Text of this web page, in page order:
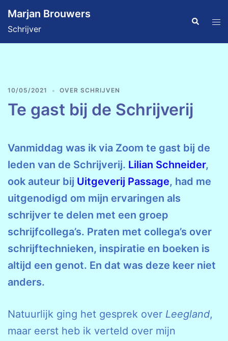
naar
de
inhoud
Marjan Brouwers
Schrijver
Zoeken
10/05/2021 OVER SCHRIJVEN
Te gast bij de Schrijverij
Vanmiddag was ik via Zoom te gast bij de
leden van de Schrijverij. Lilian Schneider,
ook auteur bij Uitgeverij Passage, had me
uitgenodigd om mijn ervaringen als
schrijver te delen met een groep
schrijfcollega’s. Praten met collega’s over
schrijftechnieken, inspiratie en boeken is
altijd een genot. En dat was deze keer niet
anders.
Natuurlijk ging het gesprek over Leegland,
maar eerst heb ik verteld over mijn